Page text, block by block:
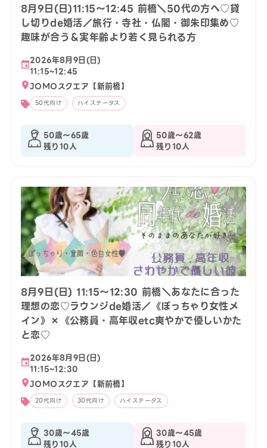
8月9日(日)11:15〜12:45 前橋＼50代の方へ♡貸
し切りde婚活／旅行・寺社・仏閣・御朱印集め♡
趣味が合う＆実年齢より若く見られる方
2026年8月9日(日)
11:15~12:45
JOMOスクエア【新前橋】
50代向け ハイステータス
50歳〜65歳
残り10人
50歳〜62歳
残り10人
8月9日(日) 11:15〜12:30 前橋＼あなたに合った
理想の恋♡ラウンジde婚活／《ぽっちゃり女性メ
イン》×《公務員・高年収etc爽やかで優しいかた
と恋♡
2026年8月9日(日)
11:15~12:30
JOMOスクエア【新前橋】
20代向け 30代向け ハイステータス
30歳〜45歳
残り10人
30歳〜45歳
残り10人